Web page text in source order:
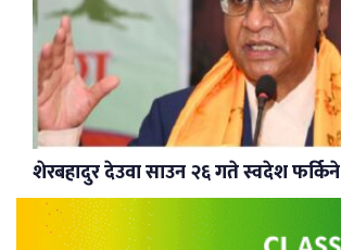
शेरबहादुर देउवा साउन २६ गते स्वदेश फर्किने